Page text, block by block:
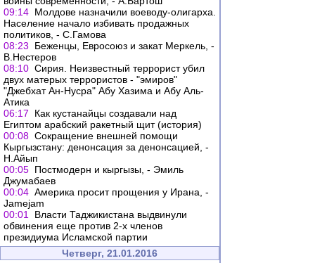
09:14 Молдове назначили воеводу-олигарха.
Население начало избивать продажных
политиков, - С.Гамова
08:23
Беженцы, Евросоюз и закат Меркель, -
В.Нестеров
08:10 Сирия. Неизвестный террорист убил
двух матерых террористов - "эмиров"
"Джебхат Ан-Нусра" Абу Хазима и Абу Аль-
Атика
06:17
Как кустанайцы создавали над
Египтом арабский ракетный щит (история)
00:08 Сокращение внешней помощи
Кыргызстану: денонсация за денонсацией, -
Н.Айып
00:05 Постмодерн и кыргызы, - Эмиль
Джумабаев
00:04 Америка просит прощения у Ирана, -
Jamejam
00:01
Власти Таджикистана выдвинули
обвинения еще против 2-х членов
президиума Исламской партии
Четверг, 21.01.2016